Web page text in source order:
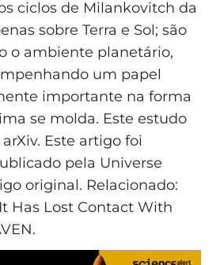
ciclos de Milankovitch da
sobre Terra e Sol; são
o ambiente planetário,
um papel
importante na forma
se molda. Este estudo
Este artigo foi
pela Universe
original. Relacionado:
Has Lost Contact With